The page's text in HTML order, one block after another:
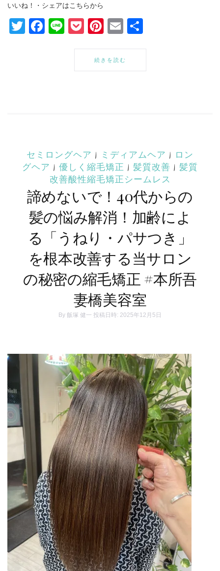
いいね！・シェアはこちらから
Twitter
Facebook
LinePocket
Pinterest
Email
続きを読む
セミロングヘア | ミディアムヘア | ロン
グヘア | 優しく縮毛矯正 | 髪質改善 | 髪質
改善酸性縮毛矯正シームレス
諦めないで！40代からの
髪の悩み解消！加齢によ
る「うねり・パサつき」
を根本改善する当サロン
の秘密の縮毛矯正 #本所吾
妻橋美容室
By 飯塚 健一 投稿日時: 2025年12月5日